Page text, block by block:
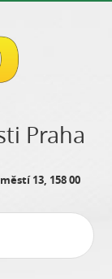
Praha
13, 158 00